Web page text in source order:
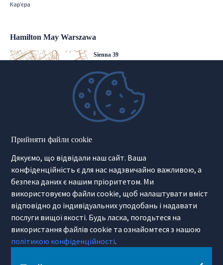
Кар’єра
Hamilton May Warszawa
Sienna 39
(+48) 22 428 16 15
warsaw@hamiltonmay.com
31-117 Krakow
(+48) 12 426 51 26
krakow@hamiltonmay.com
Hamilton May Wrocław
Прийняти файли cookie
Дякуємо, що відвідали наш сайт. Ваша
конфіденційність є для нас надзвичайно важливою, а
безпека даних є нашим пріоритетом. Ми
використовуємо файли cookie, щоб налаштувати вміст
відповідно до індивідуальних уподобань і надавати
послуги вищої якості. Будь ласка, погодьтеся на
використання файлів cookie та ознайомтеся з нашою
політикою конфіденційності.